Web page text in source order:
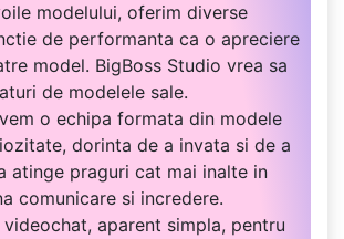
modelului, oferim diverse
de performanta ca o apreciere
model. BigBoss Studio vrea sa
de modelele sale.
o echipa formata din modele
dorinta de a invata si de a
atinge praguri cat mai inalte in
comunicare si incredere.
aparent simpla, pentru